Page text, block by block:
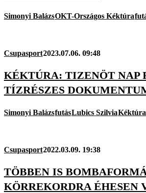
Simonyi BalázsOKT-Országos Kéktúra
Csupasport2023.07.06. 09:48
KÉKTÚRA: TIZENÖT NAP
TÍZRÉSZES
Simonyi BalázsfutásLubics SzilviaKéktúra
Csupasport2022.03.09. 19:38
TÖBBEN IS
KÖRREKORDRA ÉHESEN